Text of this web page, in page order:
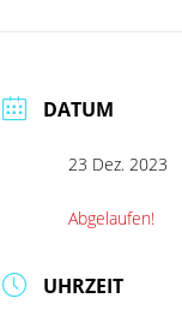
DATUM
23 Dez. 2023
Abgelaufen!
UHRZEIT